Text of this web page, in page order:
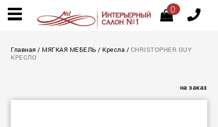
0
Главная / МЯГКАЯ МЕБЕЛЬ / Кресла / CHRISTOPHER GUY
КРЕСЛО
на заказ